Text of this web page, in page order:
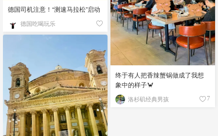
德国司机注意！“测速马拉松”启动
德国吃喝玩乐
终于有人把香辣蟹锅做成了我想
象中的样子🦀
洛杉矶经典男孩 7